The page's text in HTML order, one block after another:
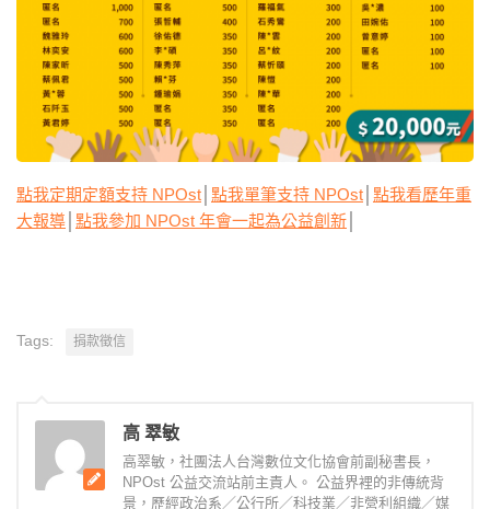
點我定期定額支持 NPOst 點我單筆支持 NPOst 點我看歷年重
大報導 點我參加 NPOst 年會一起為公益創新
Tags: 捐款徵信
高 翠敏
高翠敏，社團法人台灣數位文化協會前副秘書長，
NPOst 公益交流站前主責人。 公益界裡的非傳統背
景，歷經政治系／公行所／科技業／非營利組織／媒